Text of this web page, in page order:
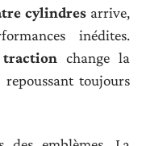
cylindres arrive,
inédites.
change la
toujours